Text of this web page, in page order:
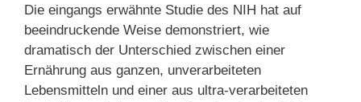
Die eingangs erwähnte Studie des NIH hat auf
beeindruckende Weise demonstriert, wie
dramatisch der Unterschied zwischen einer
Ernährung aus ganzen, unverarbeiteten
Lebensmitteln und einer aus ultra-verarbeiteten